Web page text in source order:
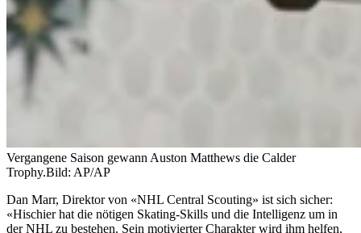
Vergangene Saison gewann Auston Matthews die Calder
Trophy.Bild: AP/AP
Dan Marr, Direktor von «NHL Central Scouting» ist sich sicher:
«Hischier hat die nötigen Skating-Skills und die Intelligenz um in
der NHL zu bestehen. Sein motivierter Charakter wird ihm helfen,